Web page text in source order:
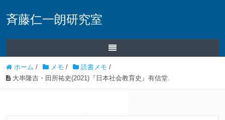
斉藤仁一朗研究室
ホーム / メモ / 読書メモ /
大串隆吉・田所祐史(2021)『日本社会教育史』有信堂.